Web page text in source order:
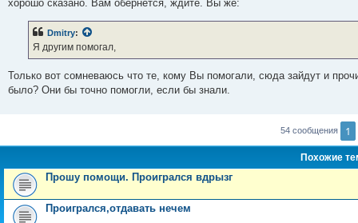
хорошо сказано. Вам обернется, ждите. Вы же:
Dmitry:
Я другим помогал,
Только вот сомневаюсь что те, кому Вы помогали, сюда зайдут и
было? Они бы точно помогли, если бы знали.
54 сообщения 1
Похожие
Прошу помощи. Проигрался вдрызг
Проигрался,отдавать нечем